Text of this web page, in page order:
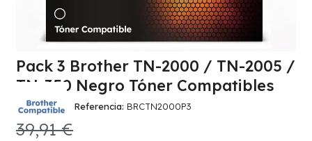
Pack 3 Brother TN-2000 / TN-2005 /
TN-350 Negro Tóner Compatibles
Referencia BRCTN2000P3
39,91 €